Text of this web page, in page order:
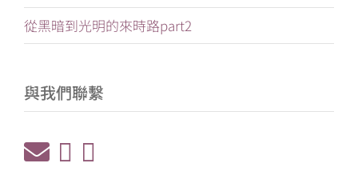
從黑暗到光明的來時路part2
與我們聯繫